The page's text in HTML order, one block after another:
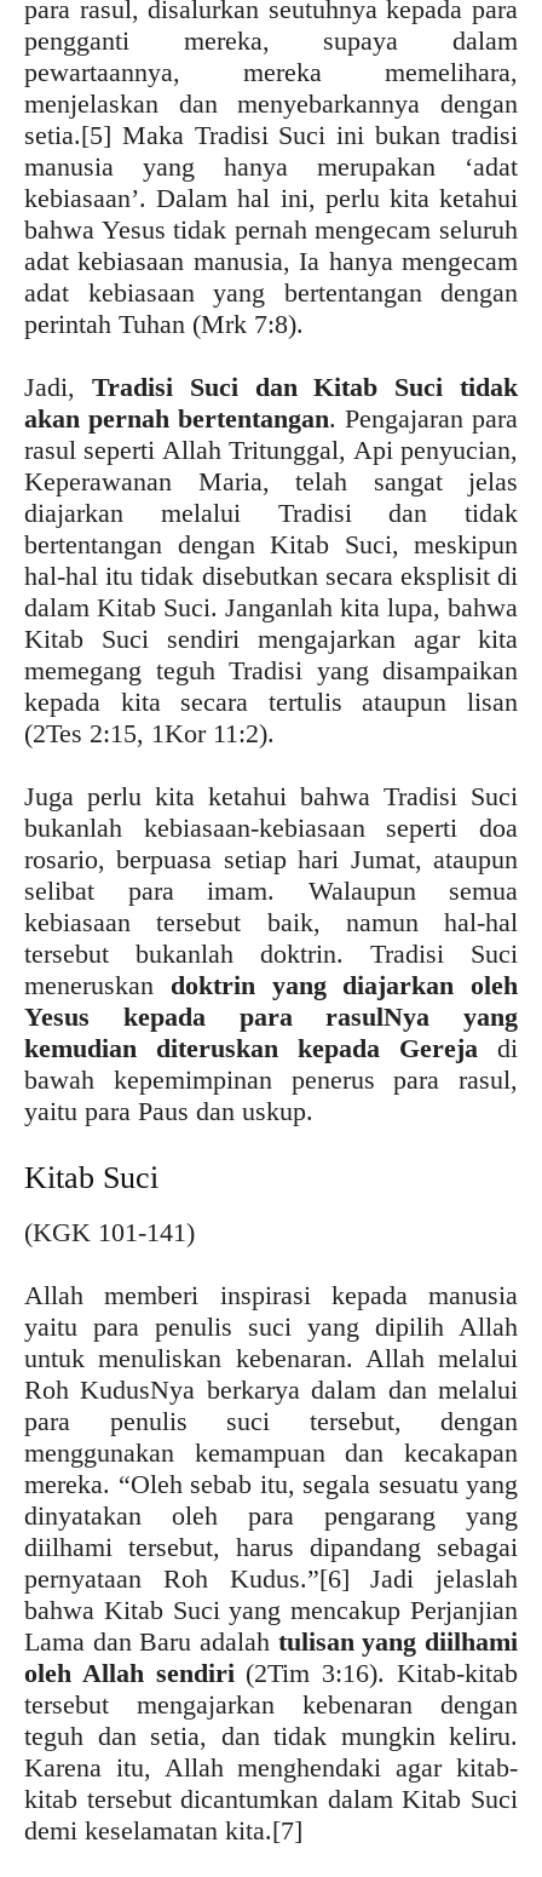
para rasul, disalurkan seutuhnya kepada para
pengganti mereka, supaya dalam
pewartaannya, mereka memelihara,
menjelaskan dan menyebarkannya dengan
setia.[5] Maka Tradisi Suci ini bukan tradisi
manusia yang hanya merupakan ‘adat
kebiasaan’. Dalam hal ini, perlu kita ketahui
bahwa Yesus tidak pernah mengecam seluruh
adat kebiasaan manusia, Ia hanya mengecam
adat kebiasaan yang bertentangan dengan
perintah Tuhan (Mrk 7:8).
Jadi, Tradisi Suci dan Kitab Suci tidak
akan pernah bertentangan. Pengajaran para
rasul seperti Allah Tritunggal, Api penyucian,
Keperawanan Maria, telah sangat jelas
diajarkan melalui Tradisi dan tidak
bertentangan dengan Kitab Suci, meskipun
hal-hal itu tidak disebutkan secara eksplisit di
dalam Kitab Suci. Janganlah kita lupa, bahwa
Kitab Suci sendiri mengajarkan agar kita
memegang teguh Tradisi yang disampaikan
kepada kita secara tertulis ataupun lisan
(2Tes 2:15, 1Kor 11:2).
Juga perlu kita ketahui bahwa Tradisi Suci
bukanlah kebiasaan-kebiasaan seperti doa
rosario, berpuasa setiap hari Jumat, ataupun
selibat para imam. Walaupun semua
kebiasaan tersebut baik, namun hal-hal
tersebut bukanlah doktrin. Tradisi Suci
meneruskan doktrin yang diajarkan oleh
Yesus kepada para rasulNya yang
kemudian diteruskan kepada Gereja di
bawah kepemimpinan penerus para rasul,
yaitu para Paus dan uskup.
Kitab Suci
(KGK 101-141)
Allah memberi inspirasi kepada manusia
yaitu para penulis suci yang dipilih Allah
untuk menuliskan kebenaran. Allah melalui
Roh KudusNya berkarya dalam dan melalui
para penulis suci tersebut, dengan
menggunakan kemampuan dan kecakapan
mereka. “Oleh sebab itu, segala sesuatu yang
dinyatakan oleh para pengarang yang
diilhami tersebut, harus dipandang sebagai
pernyataan Roh Kudus.”[6] Jadi jelaslah
bahwa Kitab Suci yang mencakup Perjanjian
Lama dan Baru adalah tulisan yang diilhami
oleh Allah sendiri(2Tim 3:16). Kitab-kitab
tersebut mengajarkan kebenaran dengan
teguh dan setia, dan tidak mungkin keliru.
Karena itu, Allah menghendaki agar kitab-
kitab tersebut dicantumkan dalam Kitab Suci
demi keselamatan kita.[7]